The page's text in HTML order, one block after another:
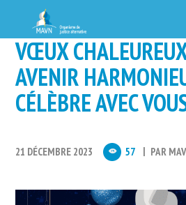
VŒUX
AVENIR
CÉLÈBRE AVEC
21 DÉCEMBRE 2023 57 PAR